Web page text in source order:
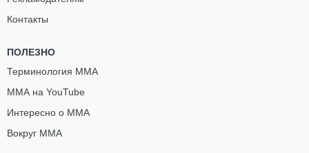
Контакты
ПОЛЕЗНО
Терминология ММА
ММА на YouTube
Интересно о ММА
Вокруг ММА